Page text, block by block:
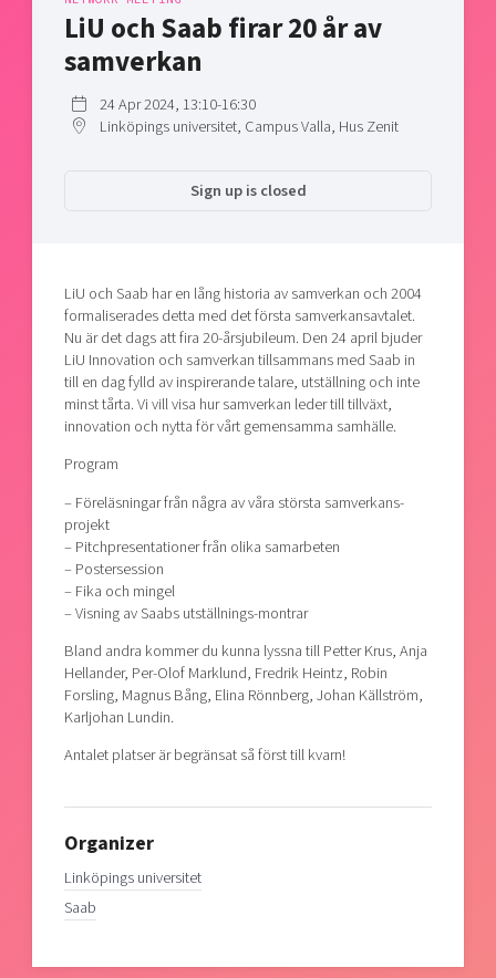
Shaping cities and regions
Bright East
East Sweden Tech Women
Upscaling
Talent & skills
Startup & industry collaboration
Offers to boost your business
Our community of companies
Projects
Project toolbox
Reach out to us
Locations
Today's lunch in Mjärdevi
LiU och Saab firar 20 år av
samverkan
24 Apr 2024, 13:10-16:30
Linköpings universitet, Campus Valla, Hus Zenit
Sign up is closed
LiU och Saab har en lång historia av samverkan och 2004
formaliserades detta med det första samverkansavtalet.
Nu är det dags att fira 20-årsjubileum. Den 24 april bjuder
LiU Innovation och samverkan tillsammans med Saab in
till en dag fylld av inspirerande talare, utställning och inte
minst tårta. Vi vill visa hur samverkan leder till tillväxt,
innovation och nytta för vårt gemensamma samhälle.
Program
– Föreläsningar från några av våra största samverkans-
projekt
– Pitchpresentationer från olika samarbeten
– Postersession
– Fika och mingel
– Visning av Saabs utställnings-montrar
Bland andra kommer du kunna lyssna till Petter Krus, Anja
Hellander, Per-Olof Marklund, Fredrik Heintz, Robin
Forsling, Magnus Bång, Elina Rönnberg, Johan Källström,
Karljohan Lundin.
Antalet platser är begränsat så först till kvarn!
Organizer
Linköpings universitet
Saab